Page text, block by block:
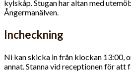
kylskåp. Stugan har altan med
Ångermanälven.
Incheckning
Ni kan skicka in från klockan 13:00,
annat. Stanna vid receptionen för att